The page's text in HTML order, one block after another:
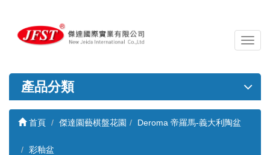
導
覽
關
產品分類
首頁 傑達園藝棋盤花園 Deroma 帝羅馬-義大利陶盆
彩釉盆